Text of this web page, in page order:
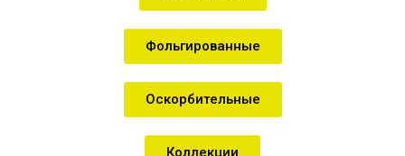
Фольгированные
Оскорбительные
Коллекции